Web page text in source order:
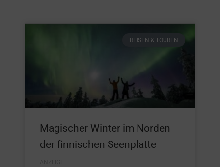
REISEN & TOUREN
Magischer Winter im Norden
der finnischen Seenplatte